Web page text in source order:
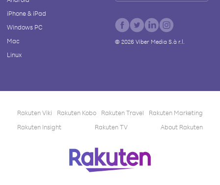
iPhone & iPad
Windows PC
Mac
Linux
© 2026Viber Media S.à r.l.
Rakuten Viki Rakuten Kobo Rakuten Travel
Rakuten Marketing
Rakuten Insight
Rakuten TV About Rakuten